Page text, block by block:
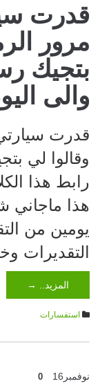
قدرت
مرور
بتجيك
والى
قدرت
وقالوا لي
رابط هذا
هذا ماجاني
يومين من
التقديرات
المزيد.. →
استفسارات
نوفمبر 16
0